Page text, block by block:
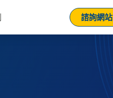
諮詢網站